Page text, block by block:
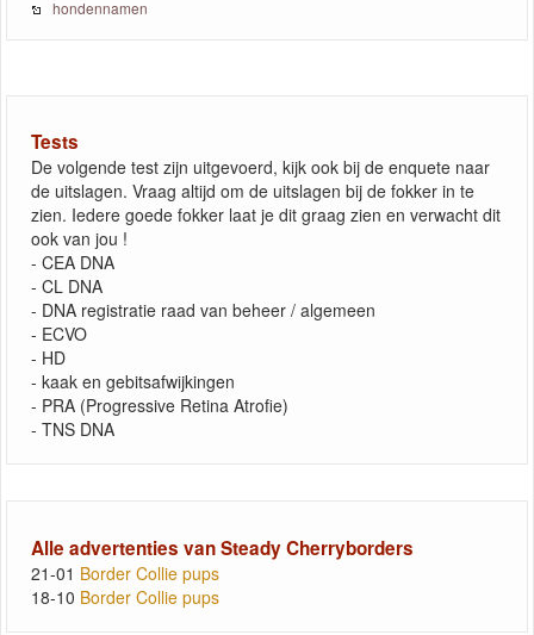
hondennamen
Tests
De volgende test zijn uitgevoerd, kijk ook bij de enquete naar
de uitslagen. Vraag altijd om de uitslagen bij de fokker in te
zien. Iedere goede fokker laat je dit graag zien en verwacht dit
ook van jou !
- CEA DNA
- CL DNA
- DNA registratie raad van beheer / algemeen
- ECVO
- HD
- kaak en gebitsafwijkingen
- PRA (Progressive Retina Atrofie)
- TNS DNA
Alle advertenties van Steady Cherryborders
21-01 Border Collie pups
18-10 Border Collie pups